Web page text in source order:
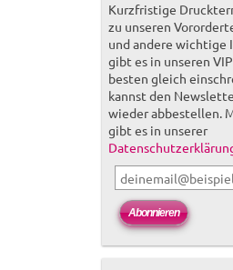
Kurzfristige
zu unseren
und andere wichtige
gibt es in unseren VIP
besten gleich
kannst den
wieder abbestellen. Mehr Info's
gibt es in unserer